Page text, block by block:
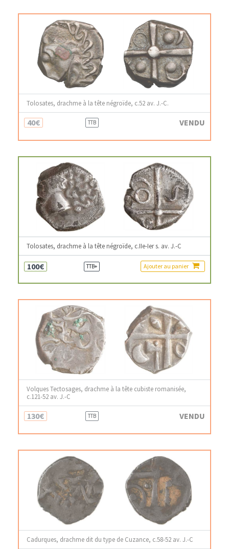
Tolosates, drachme à la tête négroïde, c.52 av. J.-C.
40€ TTB VENDU
Tolosates, drachme à la tête négroïde, c.IIe-Ier s. av. J.-C
100€ TTB+ Ajouter au panier
Volques Tectosages, drachme à la tête cubiste romanisée,
c.121-52 av. J.-C
130€ TTB VENDU
Cadurques, drachme dit du type de Cuzance, c.58-52 av. J.-C